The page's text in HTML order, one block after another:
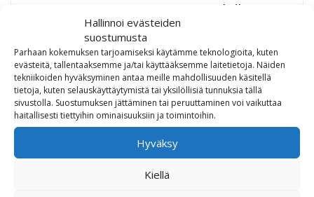
Hallinnoi evästeiden
suostumusta
Parhaan kokemuksen tarjoamiseksi käytämme teknologioita, kuten
evästeitä, tallentaaksemme ja/tai käyttääksemme laitetietoja. Näiden
tekniikoiden hyväksyminen antaa meille mahdollisuuden käsitellä
tietoja, kuten selauskäyttäytymistä tai yksilöllisiä tunnuksia tällä
sivustolla. Suostumuksen jättäminen tai peruuttaminen voi vaikuttaa
haitallisesti tiettyihin ominaisuuksiin ja toimintoihin.
Hyväksy
Kiellä
Hornet 07-, CB1000R 08-10, SFV650 Gladius 09-
62,80€
SW-Motech Quick-Lock GPS-pidike Honda XL125V
Varadero
31,40€